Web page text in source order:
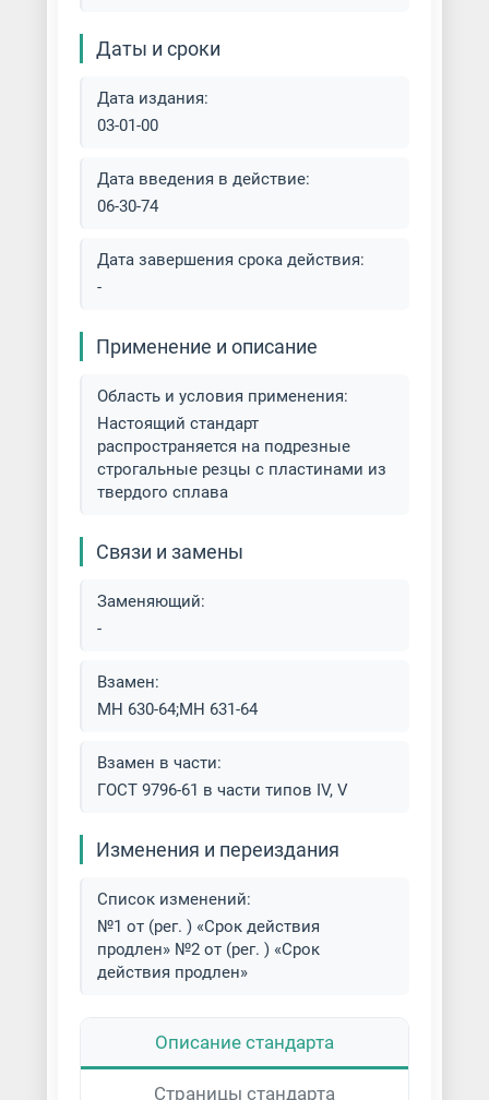
Даты и сроки
Дата издания:
03-01-00
Дата введения в действие:
06-30-74
Дата завершения срока действия:
-
Применение и описание
Область и условия применения:
Настоящий стандарт
распространяется на подрезные
строгальные резцы с пластинами из
твердого сплава
Связи и замены
Заменяющий:
-
Взамен:
МН 630-64;МН 631-64
Взамен в части:
ГОСТ 9796-61 в части типов IV, V
Изменения и переиздания
Список изменений:
№1 от (рег. ) «Срок действия
продлен» №2 от (рег. ) «Срок
действия продлен»
Описание стандарта
Страницы стандарта